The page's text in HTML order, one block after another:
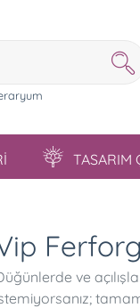
TASARIM
ve